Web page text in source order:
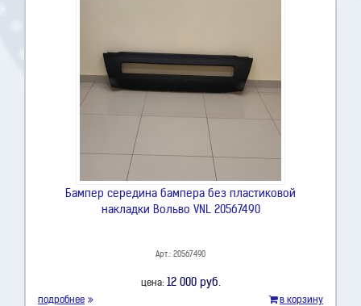
Бампер середина бампера без пластиковой
накладки Вольво VNL 20567490
Арт.: 20567490
цена: 12 000 руб.
подробнее в корзину